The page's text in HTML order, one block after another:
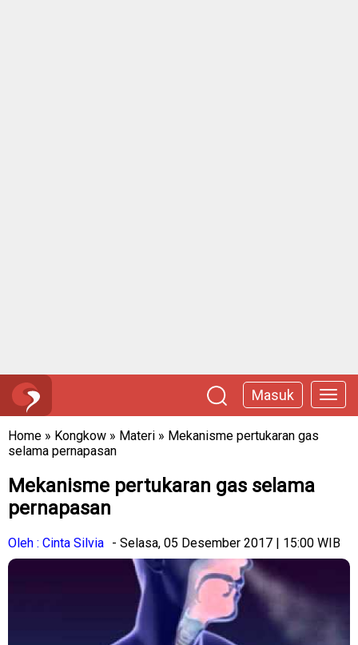
Masuk
Home » Kongkow » Materi » Mekanisme pertukaran gas
selama pernapasan
Mekanisme pertukaran gas selama
pernapasan
Oleh : Cinta Silvia - Selasa, 05 Desember 2017 | 15:00 WIB